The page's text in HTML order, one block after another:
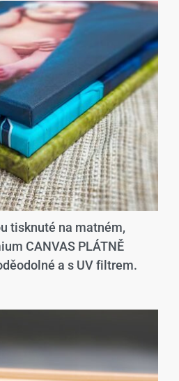
tisknuté na matném,
CANVAS PLÁTNĚ
a s UV filtrem.